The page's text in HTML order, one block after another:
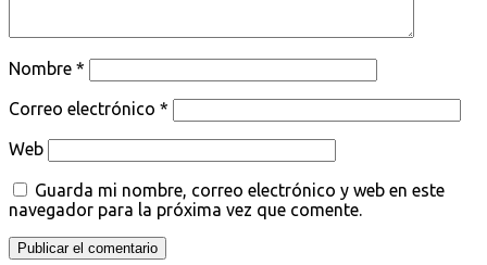
Nombre *
Correo electrónico *
Web
Guarda mi nombre, correo electrónico y web en este
navegador para la próxima vez que comente.